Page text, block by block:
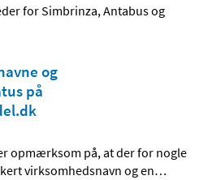
for Simbrinza, Antabus og
og
på
opmærksom på, at der for nogle
virksomhedsnavn og en…